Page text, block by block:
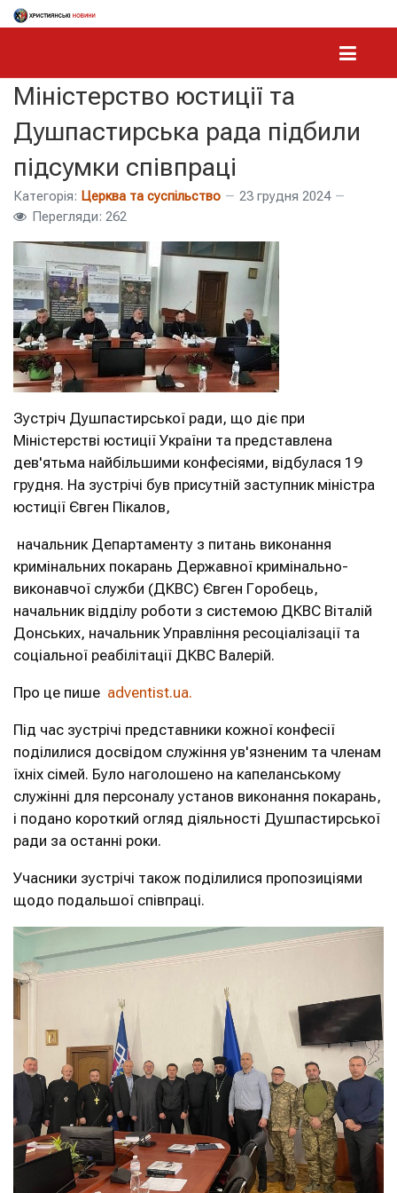
Міністерство юстиції та
Душпастирська рада підбили
підсумки співпраці
Категорія: Церква та суспільство
23 грудня 2024
Перегляди: 262
Зустріч Душпастирської ради, що діє при
Міністерстві юстиції України та представлена ​​
дев'ятьма найбільшими конфесіями, відбулася 19
грудня. На зустрічі був присутній заступник міністра
юстиції Євген Пікалов,
начальник Департаменту з питань виконання
кримінальних покарань Державної кримінально-
виконавчої служби (ДКВС) Євген Горобець,
начальник відділу роботи з системою ДКВС Віталій
Донських, начальник Управління ресоціалізації та
соціальної реабілітації ДКВС Валерій.
Про це пише adventist.ua.
Під час зустрічі представники кожної конфесії
поділилися досвідом служіння ув'язненим та членам
їхніх сімей. Було наголошено на капеланському
служінні для персоналу установ виконання покарань,
і подано короткий огляд діяльності Душпастирської
ради за останні роки.
Учасники зустрічі також поділилися пропозиціями
щодо подальшої співпраці.